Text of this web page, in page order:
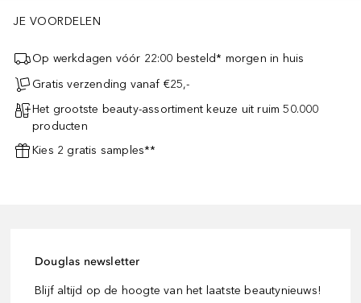
JE VOORDELEN
Op werkdagen vóór 22:00 besteld* morgen in huis
Gratis verzending vanaf €25,-
Het grootste beauty-assortiment keuze uit ruim 50.000
producten
Kies 2 gratis samples**
Douglas newsletter
Blijf altijd op de hoogte van het laatste beautynieuws!